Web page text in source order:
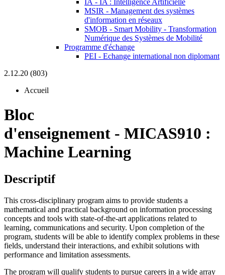
IA - IA : Intelligence Artificielle
MSIR - Management des systèmes
d'information en réseaux
SMOB - Smart Mobility - Transformation
Numérique des Systèmes de Mobilité
Programme d'échange
PEI - Echange international non diplomant
2.12.20 (803)
Accueil
Bloc
d'enseignement - MICAS910 :
Machine Learning
Descriptif
This cross-disciplinary program aims to provide students a
mathematical and practical background on information processing
concepts and tools with state-of-the-art applications related to
learning, communications and security. Upon completion of the
program, students will be able to identify complex problems in these
fields, understand their interactions, and exhibit solutions with
performance and limitation assessments.
The program will qualify students to pursue careers in a wide array